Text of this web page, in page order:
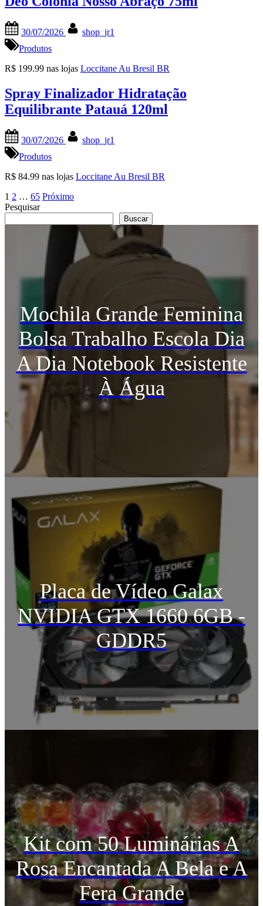
on
30/07/2026
shop_jr1
Produtos
R$ 199.99 nas lojas Loccitane Au Bresil BR
Spray Finalizador Hidratação
Equilibrante Patauá 120ml
on
30/07/2026
shop_jr1
Produtos
R$ 84.99 nas lojas Loccitane Au Bresil BR
Paginação
de
posts
1 2 … 65 Próximo
Pesquisar
Buscar
Mochila Grande Feminina
Bolsa Trabalho Escola Dia
A Dia Notebook Resistente
À Água
Placa de Vídeo Galax
NVIDIA GTX 1660 6GB -
GDDR5
Kit com 50 Luminárias A
Rosa Encantada A Bela e A
Fera Grande